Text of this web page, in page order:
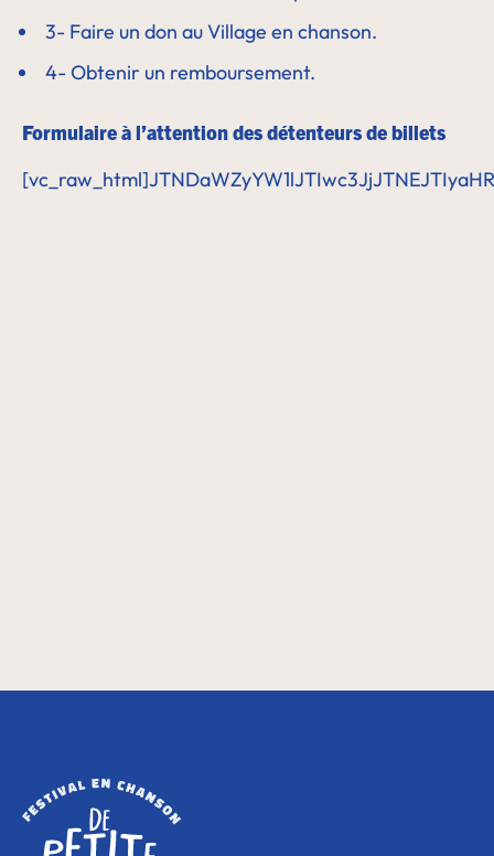
3- Faire un don au Village en chanson.
4- Obtenir un remboursement.
Formulaire à l’attention des détenteurs de billets